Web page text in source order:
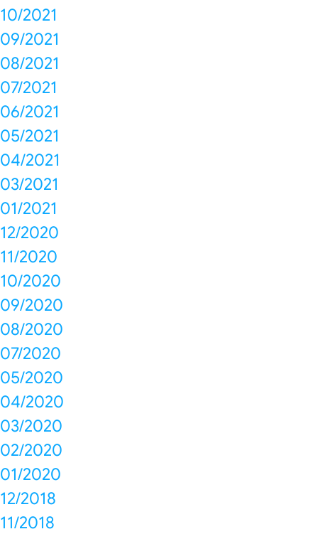
10/2021
09/2021
08/2021
07/2021
06/2021
05/2021
04/2021
03/2021
01/2021
12/2020
11/2020
10/2020
09/2020
08/2020
07/2020
05/2020
04/2020
03/2020
02/2020
01/2020
12/2018
11/2018